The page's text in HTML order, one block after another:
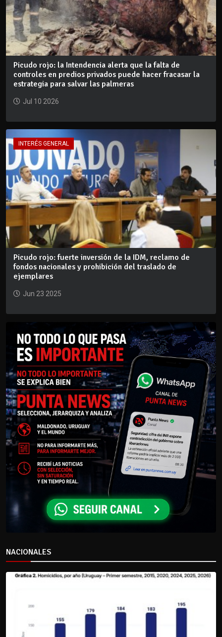
Picudo rojo: la Intendencia alerta que la falta de
controles en predios privados puede hacer fracasar la
estrategia para salvar las palmeras
Jul 10 2026
INTERÉS GENERAL
Picudo rojo: fuerte inversión de la IDM, reclamo de
fondos nacionales y prohibición del traslado de
ejemplares
Jun 23 2025
NACIONALES